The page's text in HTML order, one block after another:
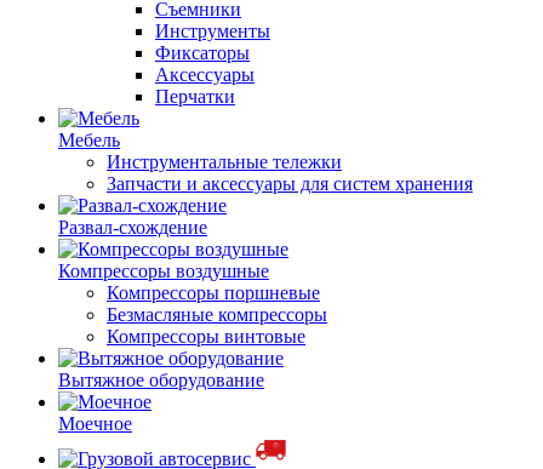
Съемники
Инструменты
Фиксаторы
Аксессуары
Перчатки
Мебель
Инструментальные тележки
Запчасти и аксессуары для систем хранения
Развал-схождение
Компрессоры воздушные
Компрессоры поршневые
Безмасляные компрессоры
Компрессоры винтовые
Вытяжное оборудование
Моечное